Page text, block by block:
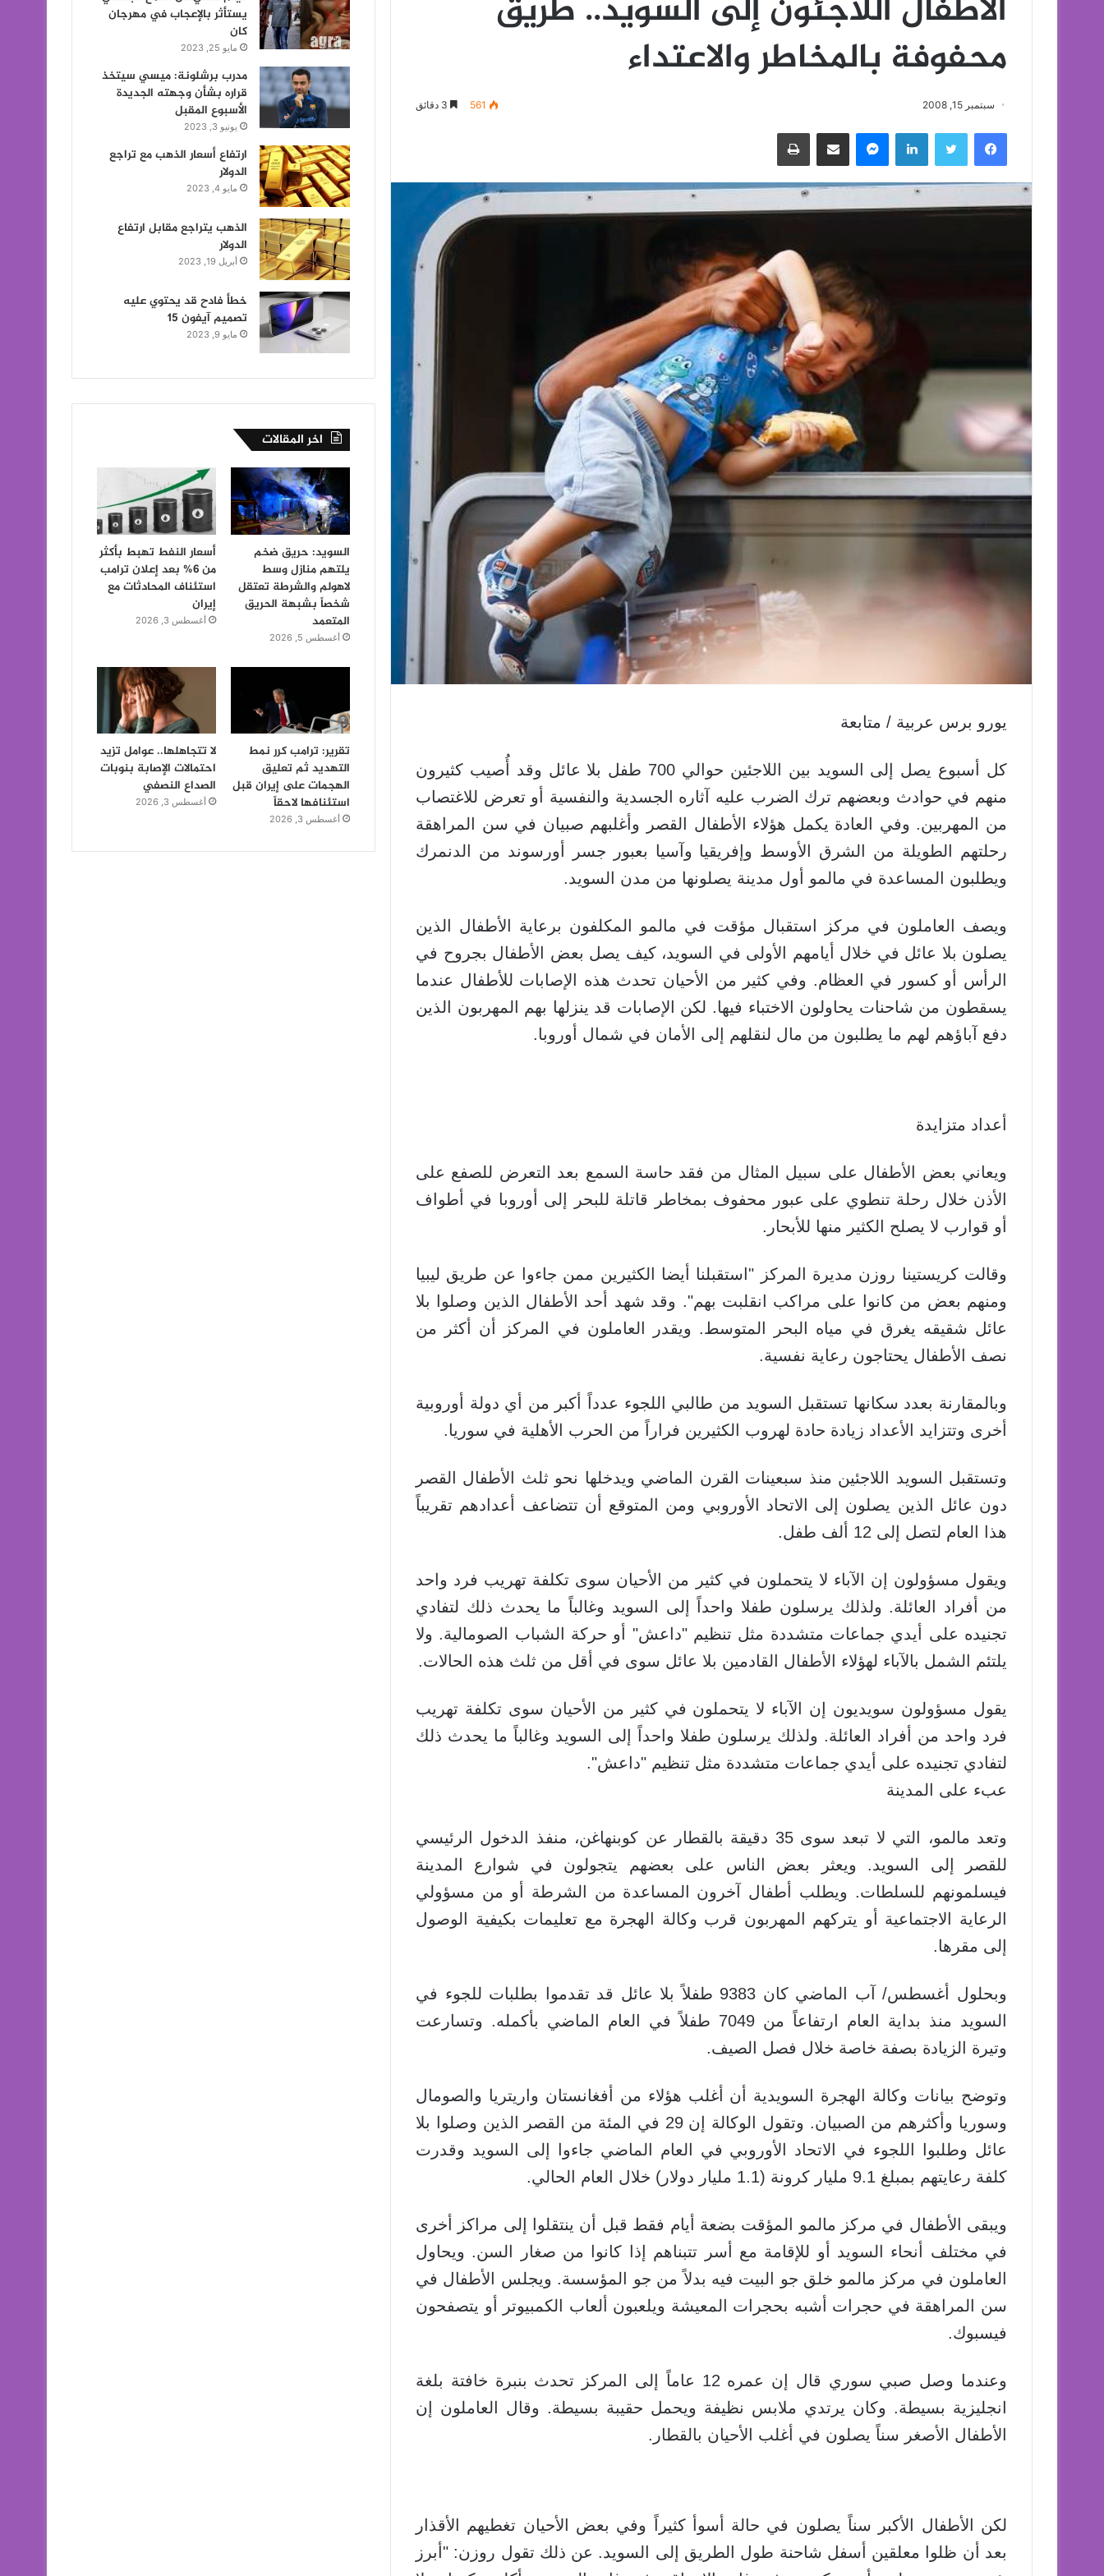
الأطفال اللاجئون إلى السويد.. طريق
محفوفة بالمخاطر والاعتداء
سبتمبر 15, 2008 561
فيسبوك تويتر لينكدإن ماسنجر مشاركة عبر البريد طباعة
يورو برس عربية / متابعة
كل أسبوع يصل إلى السويد بين اللاجئين حوالي 700 طفل بلا عائل وقد أُصيب كثيرون
منهم في حوادث وبعضهم ترك الضرب عليه آثاره الجسدية والنفسية أو تعرض للاغتصاب
من المهربين. وفي العادة يكمل هؤلاء الأطفال القصر وأغلبهم صبيان في سن المراهقة
رحلتهم الطويلة من الشرق الأوسط وإفريقيا وآسيا بعبور جسر أورسوند من الدنمرك
ويطلبون المساعدة في مالمو أول مدينة يصلونها من مدن السويد.
ويصف العاملون في مركز استقبال مؤقت في مالمو المكلفون برعاية الأطفال الذين
يصلون بلا عائل في خلال أيامهم الأولى في السويد، كيف يصل بعض الأطفال بجروح في
الرأس أو كسور في العظام. وفي كثير من الأحيان تحدث هذه الإصابات للأطفال عندما
يسقطون من شاحنات يحاولون الاختباء فيها. لكن الإصابات قد ينزلها بهم المهربون الذين
دفع آباؤهم لهم ما يطلبون من مال لنقلهم إلى الأمان في شمال أوروبا.
أعداد متزايدة
ويعاني بعض الأطفال على سبيل المثال من فقد حاسة السمع بعد التعرض للصفع على
الأذن خلال رحلة تنطوي على عبور محفوف بمخاطر قاتلة للبحر إلى أوروبا في أطواف
أو قوارب لا يصلح الكثير منها للأبحار.
وقالت كريستينا روزن مديرة المركز "استقبلنا أيضا الكثيرين ممن جاءوا عن طريق ليبيا
ومنهم بعض من كانوا على مراكب انقلبت بهم". وقد شهد أحد الأطفال الذين وصلوا بلا
عائل شقيقه يغرق في مياه البحر المتوسط. ويقدر العاملون في المركز أن أكثر من
نصف الأطفال يحتاجون رعاية نفسية.
وبالمقارنة بعدد سكانها تستقبل السويد من طالبي اللجوء عدداً أكبر من أي دولة أوروبية
أخرى وتتزايد الأعداد زيادة حادة لهروب الكثيرين فراراً من الحرب الأهلية في سوريا.
وتستقبل السويد اللاجئين منذ سبعينات القرن الماضي ويدخلها نحو ثلث الأطفال القصر
دون عائل الذين يصلون إلى الاتحاد الأوروبي ومن المتوقع أن تتضاعف أعدادهم تقريباً
هذا العام لتصل إلى 12 ألف طفل.
ويقول مسؤولون إن الآباء لا يتحملون في كثير من الأحيان سوى تكلفة تهريب فرد واحد
من أفراد العائلة. ولذلك يرسلون طفلا واحداً إلى السويد وغالباً ما يحدث ذلك لتفادي
تجنيده على أيدي جماعات متشددة مثل تنظيم "داعش" أو حركة الشباب الصومالية. ولا
يلتئم الشمل بالآباء لهؤلاء الأطفال القادمين بلا عائل سوى في أقل من ثلث هذه الحالات.
يقول مسؤولون سويديون إن الآباء لا يتحملون في كثير من الأحيان سوى تكلفة تهريب
فرد واحد من أفراد العائلة. ولذلك يرسلون طفلا واحداً إلى السويد وغالباً ما يحدث ذلك
لتفادي تجنيده على أيدي جماعات متشددة مثل تنظيم "داعش".
عبء على المدينة
وتعد مالمو، التي لا تبعد سوى 35 دقيقة بالقطار عن كوبنهاغن، منفذ الدخول الرئيسي
للقصر إلى السويد. ويعثر بعض الناس على بعضهم يتجولون في شوارع المدينة
فيسلمونهم للسلطات. ويطلب أطفال آخرون المساعدة من الشرطة أو من مسؤولي
الرعاية الاجتماعية أو يتركهم المهربون قرب وكالة الهجرة مع تعليمات بكيفية الوصول
إلى مقرها.
وبحلول أغسطس/ آب الماضي كان 9383 طفلاً بلا عائل قد تقدموا بطلبات للجوء في
السويد منذ بداية العام ارتفاعاً من 7049 طفلاً في العام الماضي بأكمله. وتسارعت
وتيرة الزيادة بصفة خاصة خلال فصل الصيف.
وتوضح بيانات وكالة الهجرة السويدية أن أغلب هؤلاء من أفغانستان واريتريا والصومال
وسوريا وأكثرهم من الصبيان. وتقول الوكالة إن 29 في المئة من القصر الذين وصلوا بلا
عائل وطلبوا اللجوء في الاتحاد الأوروبي في العام الماضي جاءوا إلى السويد وقدرت
كلفة رعايتهم بمبلغ 9.1 مليار كرونة (1.1 مليار دولار) خلال العام الحالي.
ويبقى الأطفال في مركز مالمو المؤقت بضعة أيام فقط قبل أن ينتقلوا إلى مراكز أخرى
في مختلف أنحاء السويد أو للإقامة مع أسر تتبناهم إذا كانوا من صغار السن. ويحاول
العاملون في مركز مالمو خلق جو البيت فيه بدلاً من جو المؤسسة. ويجلس الأطفال في
سن المراهقة في حجرات أشبه بحجرات المعيشة ويلعبون ألعاب الكمبيوتر أو يتصفحون
فيسبوك.
وعندما وصل صبي سوري قال إن عمره 12 عاماً إلى المركز تحدث بنبرة خافتة بلغة
انجليزية بسيطة. وكان يرتدي ملابس نظيفة ويحمل حقيبة بسيطة. وقال العاملون إن
الأطفال الأصغر سناً يصلون في أغلب الأحيان بالقطار.
لكن الأطفال الأكبر سناً يصلون في حالة أسوأ كثيراً وفي بعض الأحيان تغطيهم الأقذار
بعد أن ظلوا معلقين أسفل شاحنة طول الطريق إلى السويد. عن ذلك تقول روزن: "أبرز
يستأثر بالإعجاب في مهرجان
كان
مايو 25, 2023
مدرب برشلونة: ميسي سيتخذ
قراره بشأن وجهته الجديدة
الأسبوع المقبل
يونيو 3, 2023
ارتفاع أسعار الذهب مع تراجع
الدولار
مايو 4, 2023
الذهب يتراجع مقابل ارتفاع
الدولار
أبريل 19, 2023
خطأ فادح قد يحتوي عليه
تصميم آيفون 15
مايو 9, 2023
اخر المقالات
السويد: حريق ضخم
يلتهم منازل وسط
لاهولم والشرطة تعتقل
شخصاً بشبهة الحريق
المتعمد
أغسطس 5, 2026
أسعار النفط تهبط بأكثر
من 6% بعد إعلان ترامب
استئناف المحادثات مع
إيران
أغسطس 3, 2026
تقرير: ترامب كرر نمط
التهديد ثم تعليق
الهجمات على إيران قبل
استئنافها لاحقاً
أغسطس 3, 2026
لا تتجاهلها.. عوامل تزيد
احتمالات الإصابة بنوبات
الصداع النصفي
أغسطس 3, 2026